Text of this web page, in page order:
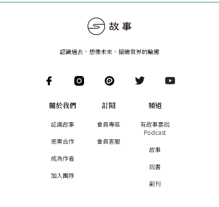
認識過去，想像未來 ， 描繪世界的輪廓
關於我們
認識故事
商業合作
成為作者
加入團隊
訂閱
會員專區
會員客服
頻道
有故事要說
Podcast
故事
說書
副刊